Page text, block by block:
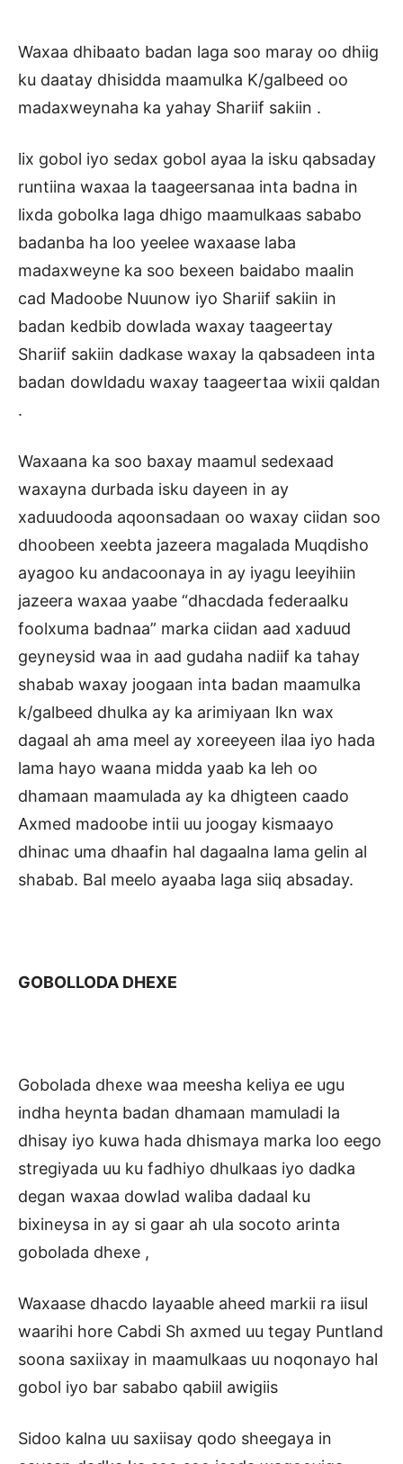
Waxaa dhibaato badan laga soo maray oo dhiig
ku daatay dhisidda maamulka K/galbeed oo
madaxweynaha ka yahay Shariif sakiin .
lix gobol iyo sedax gobol ayaa la isku qabsaday
runtiina waxaa la taageersanaa inta badna in
lixda gobolka laga dhigo maamulkaas sababo
badanba ha loo yeelee waxaase laba
madaxweyne ka soo bexeen baidabo maalin
cad Madoobe Nuunow iyo Shariif sakiin in
badan kedbib dowlada waxay taageertay
Shariif sakiin dadkase waxay la qabsadeen inta
badan dowldadu waxay taageertaa wixii qaldan
.
Waxaana ka soo baxay maamul sedexaad
waxayna durbada isku dayeen in ay
xaduudooda aqoonsadaan oo waxay ciidan soo
dhoobeen xeebta jazeera magalada Muqdisho
ayagoo ku andacoonaya in ay iyagu leeyihiin
jazeera waxaa yaabe “dhacdada federaalku
foolxuma badnaa” marka ciidan aad xaduud
geyneysid waa in aad gudaha nadiif ka tahay
shabab waxay joogaan inta badan maamulka
k/galbeed dhulka ay ka arimiyaan lkn wax
dagaal ah ama meel ay xoreeyeen ilaa iyo hada
lama hayo waana midda yaab ka leh oo
dhamaan maamulada ay ka dhigteen caado
Axmed madoobe intii uu joogay kismaayo
dhinac uma dhaafin hal dagaalna lama gelin al
shabab. Bal meelo ayaaba laga siiq absaday.
GOBOLLODA DHEXE
Gobolada dhexe waa meesha keliya ee ugu
indha heynta badan dhamaan mamuladi la
dhisay iyo kuwa hada dhismaya marka loo eego
stregiyada uu ku fadhiyo dhulkaas iyo dadka
degan waxaa dowlad waliba dadaal ku
bixineysa in ay si gaar ah ula socoto arinta
gobolada dhexe ,
Waxaase dhacdo layaable aheed markii ra iisul
waarihi hore Cabdi Sh axmed uu tegay Puntland
soona saxiixay in maamulkaas uu noqonayo hal
gobol iyo bar sababo qabiil awigiis
Sidoo kalna uu saxiisay qodo sheegaya in